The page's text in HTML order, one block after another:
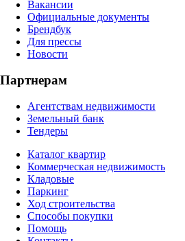
Вакансии
Официальные документы
Брендбук
Для прессы
Новости
Партнерам
Агентствам недвижимости
Земельный банк
Тендеры
Каталог квартир
Коммерческая недвижимость
Кладовые
Паркинг
Ход строительства
Способы покупки
Помощь